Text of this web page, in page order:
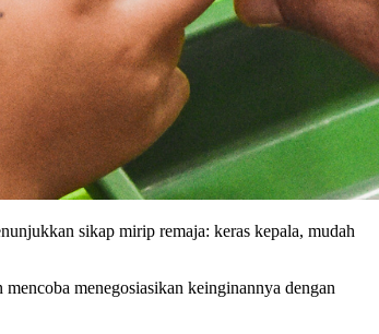
sikap mirip remaja: keras kepala, mudah
menegosiasikan keinginannya dengan